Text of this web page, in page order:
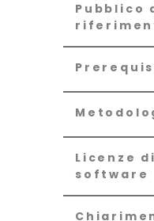
Pubblico
Licenze
software